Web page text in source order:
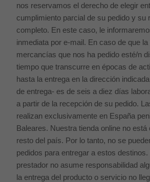
nos reservamos el derecho de elegir
cumplimiento parcial de su pedido y su
completo. En este caso, le
inmediata por e-mail. En caso de que
mercancías que nos ha pedido esté/n
tiempo que transcurre en épocas de
hasta la entrega en la dirección
de entrega- es de seis a diez días
a partir de la recepción de su pedido.
realizan exclusivamente en España
Baleares. Nuestra tienda online no está
resto del país. Por lo tanto, no se
pedidos para entregar a estos
prestador no asume responsabilidad
la entrega del producto o servicio no